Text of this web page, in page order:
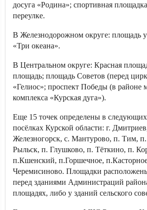
досуга «Родина»; спортивная
переулке.
В Железнодорожном округе: площадь
«Три океана».
В Центральном округе: Красная
площадь; площадь Советов (перед
«Гелиос»; проспект Победы (в районе
комплекса «Курская дуга»).
Еще 15 точек определены в
посёлках Курской области: г.
Железногорск, с. Мантурово, п. Тим,
Рыльск, п. Глушково, п. Тёткино, п.
п.Кшенский, п.Горшечное,
Черемисиново. Площадки
перед зданиями Администраций
площадях, либо у зданий сельского